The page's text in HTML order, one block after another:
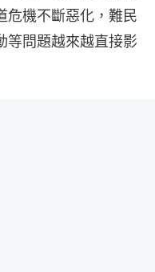
危機不斷惡化，難民
等問題越來越直接影